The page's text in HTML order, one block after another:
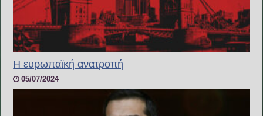
Η ευρωπαϊκή ανατροπή
05/07/2024